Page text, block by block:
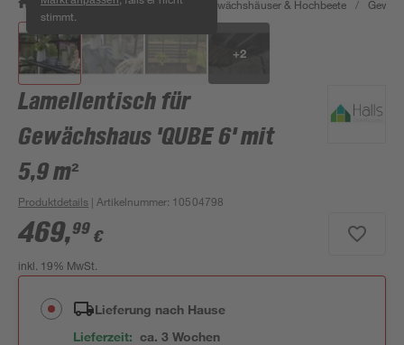
stimmt.
/ Garten & Freizeit / Anzucht, Gewächshäuser & Hochbeete /
+2
Lamellentisch für
Gewächshaus 'QUBE 6' mit
5,9 m²
Produktdetails | Artikelnummer: 10504798
469,99 €
inkl. 19% MwSt.
Lieferung nach Hause
Lieferzeit: ca. 3 Wochen